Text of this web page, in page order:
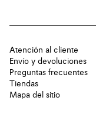
Atención al cliente
Envío y devoluciones
Preguntas frecuentes
Tiendas
Mapa del sitio